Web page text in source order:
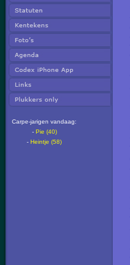
Carpe-jarigen vandaag:
- Pie (40)
- Heintje (58)